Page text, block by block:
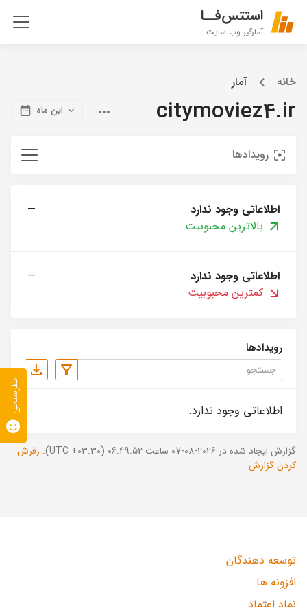
استتس‌فــا
آمارگیر وب سایت
خانه آمار
citymoviez4.ir این ماه
رویدادها
اطلاعاتی وجود ندارد
—
بالاترین محبوبیت
اطلاعاتی وجود ندارد
—
کمترین محبوبیت
رویدادها
اطلاعاتی وجود ندارد.
گزارش ایجاد شده در 2026-08-07 ساعت 06:49:52 (UTC +03:30).
رفرش
کردن گزارش
توسعه دهندگان
افزونه ها
نماد اعتماد
نظرسنجی